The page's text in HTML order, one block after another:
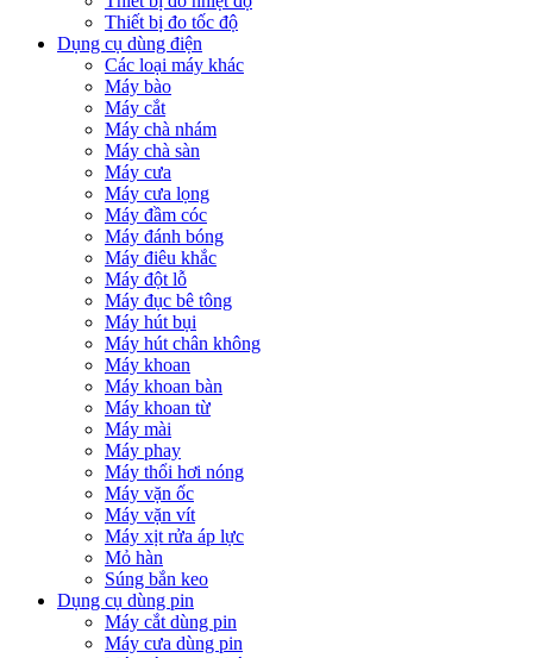
Thiết bị đo tốc độ
Dụng cụ dùng điện
Các loại máy khác
Máy bào
Máy cắt
Máy chà nhám
Máy chà sàn
Máy cưa
Máy cưa lọng
Máy đầm cóc
Máy đánh bóng
Máy điêu khắc
Máy đột lỗ
Máy đục bê tông
Máy hút bụi
Máy hút chân không
Máy khoan
Máy khoan bàn
Máy khoan từ
Máy mài
Máy phay
Máy thổi hơi nóng
Máy vặn ốc
Máy vặn vít
Máy xịt rửa áp lực
Mỏ hàn
Súng bắn keo
Dụng cụ dùng pin
Máy cắt dùng pin
Máy cưa dùng pin